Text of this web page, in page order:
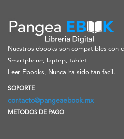
Nuestros ebooks son compatibles con
Smartphone, laptop, tablet.
Leer Ebooks, Nunca ha sido tan facil.
SOPORTE
contacto@pangeaebook.mx
METODOS DE PAGO